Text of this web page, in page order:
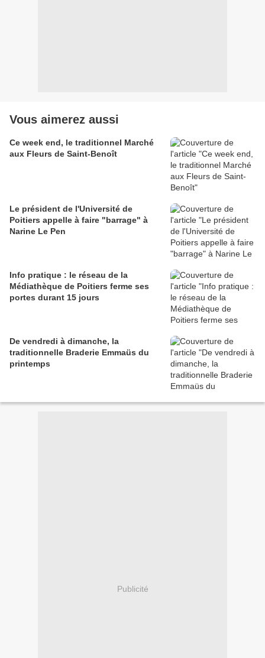
Vous aimerez aussi
Ce week end, le traditionnel Marché
aux Fleurs de Saint-Benoît
Le président de l'Université de
Poitiers appelle à faire "barrage" à
Narine Le Pen
Info pratique : le réseau de la
Médiathèque de Poitiers ferme ses
portes durant 15 jours
De vendredi à dimanche, la
traditionnelle Braderie Emmaüs du
printemps
Publicité